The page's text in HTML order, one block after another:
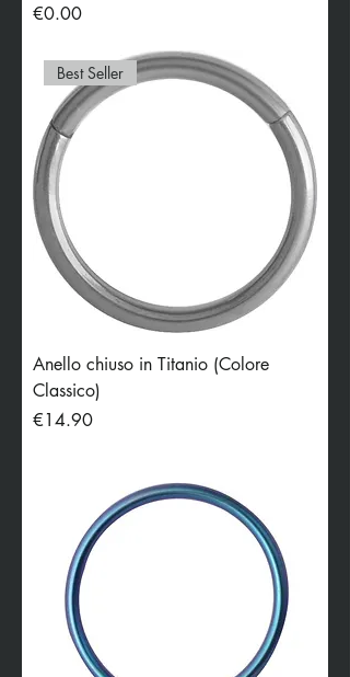
Price
€0.00
Best Seller
Anello chiuso in Titanio (Colore
Classico)
Price
€14.90